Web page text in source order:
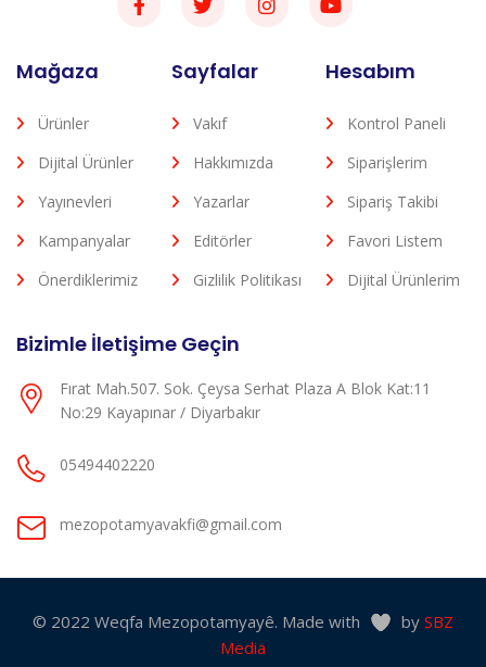
Mağaza
Ürünler
Dijital Ürünler
Yayınevleri
Kampanyalar
Önerdiklerimiz
Sayfalar
Vakıf
Hakkımızda
Yazarlar
Editörler
Gizlilik Politikası
Hesabım
Kontrol Paneli
Siparişlerim
Sipariş Takibi
Favori Listem
Dijital Ürünlerim
Bizimle İletişime Geçin
Fırat Mah.507. Sok. Çeysa Serhat Plaza A Blok Kat:11
No:29 Kayapınar / Diyarbakır
05494402220
mezopotamyavakfi@gmail.com
© 2022 Weqfa Mezopotamyayê. Made with by SBZ
Media